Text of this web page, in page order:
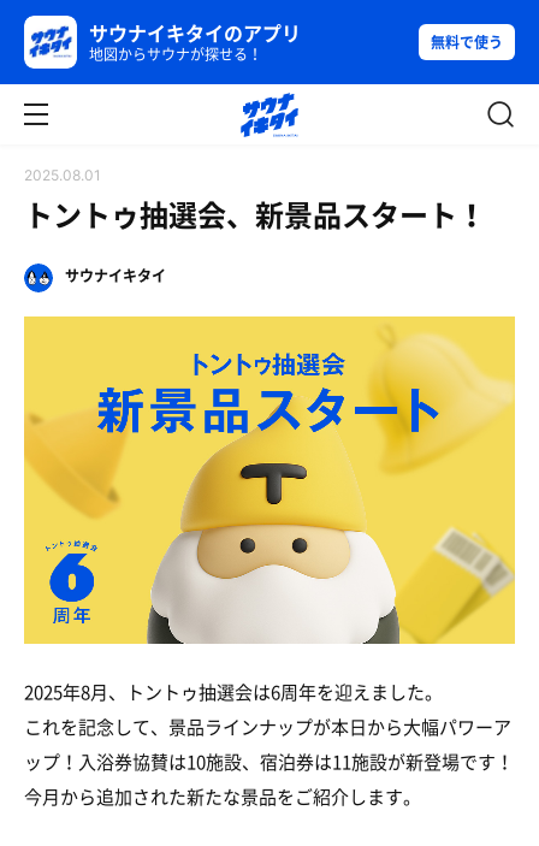
サウナイキタイのアプリ
地図からサウナが探せる！
無料で使う
2025.08.01
トントゥ抽選会、新景品スタート！
サウナイキタイ
2025年8月、トントゥ抽選会は6周年を迎えました。
これを記念して、景品ラインナップが本日から大幅パワーア
ップ！入浴券協賛は10施設、宿泊券は11施設が新登場です！
今月から追加された新たな景品をご紹介します。